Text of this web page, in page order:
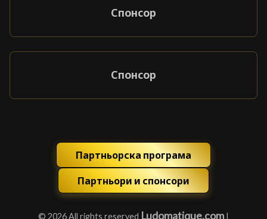
Спонсор
Спонсор
Партньорска програма
Партньори и спонсори
© 2026 All rights reserved Ludomatique.com |